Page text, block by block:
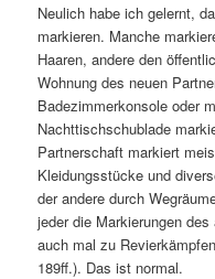
Neulich habe ich gelernt,
markieren. Manche
Haaren, andere den
Wohnung des neuen
Badezimmerkonsole oder
Nachttischschublade
Partnerschaft markiert
Kleidungsstücke und
der andere durch
jeder die Markierungen
auch mal zu
189ff.). Das ist normal.